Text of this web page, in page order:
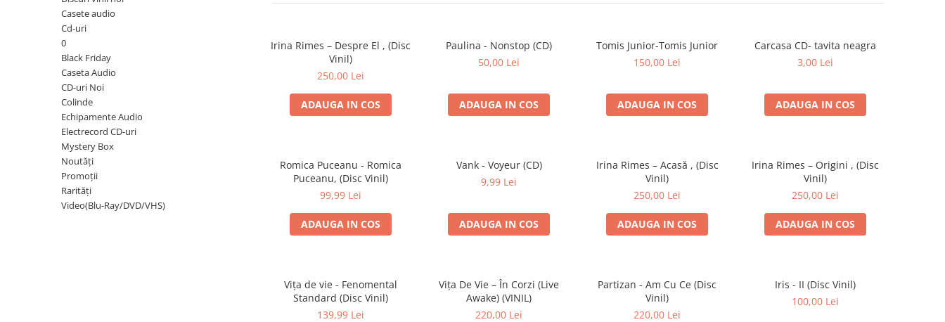
Viniluri Românești
Colecția Electrecord
Casete audio
Cd-uri
0
Black Friday
Caseta Audio
CD-uri Noi
Colinde
Echipamente Audio
Electrecord CD-uri
Mystery Box
Noutăți
Promoții
Rarități
Video(Blu-Ray/DVD/VHS)
Irina Rimes – Despre El , (Disc
Vinil)
250,00 Lei
ADAUGA IN COS
Paulina - Nonstop (CD)
50,00 Lei
ADAUGA IN COS
Tomis Junior-Tomis Junior
150,00 Lei
ADAUGA IN COS
Carcasa CD- tavita neagra
3,00 Lei
ADAUGA IN COS
Romica Puceanu - Romica
Puceanu, (Disc Vinil)
99,99 Lei
ADAUGA IN COS
Vank - Voyeur (CD)
9,99 Lei
ADAUGA IN COS
Irina Rimes – Acasă , (Disc
Vinil)
250,00 Lei
ADAUGA IN COS
Irina Rimes – Origini , (Disc
Vinil)
250,00 Lei
ADAUGA IN COS
Vița de vie - Fenomental
Standard (Disc Vinil)
139,99 Lei
Vița De Vie – În Corzi (Live
Awake) (VINIL)
220,00 Lei
Partizan - Am Cu Ce (Disc
Vinil)
220,00 Lei
Iris - II (Disc Vinil)
100,00 Lei